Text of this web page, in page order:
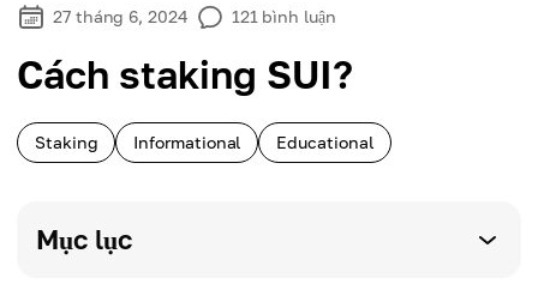
27 tháng 6, 2024 121 bình luận
Cách staking SUI?
Staking Informational Educational
Mục lục